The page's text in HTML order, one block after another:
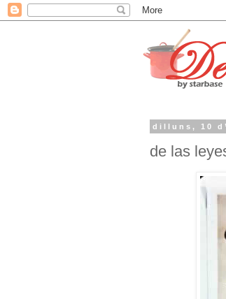
dilluns, 10
de las